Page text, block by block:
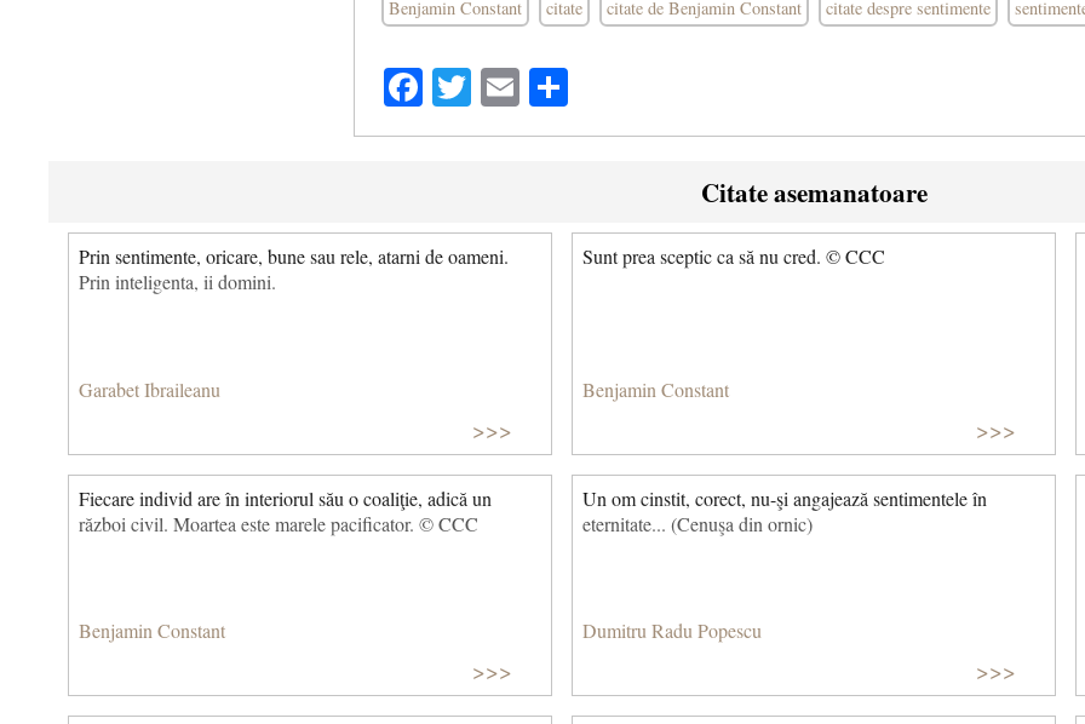
Benjamin Constant citate citate de Benjamin Constant citate despre sentimente
Facebook
Twitter
Email
Citate asemanatoare
Prin sentimente, oricare, bune sau rele, atarni de oameni.
Prin inteligenta, ii domini.
Garabet Ibraileanu
>>>
Sunt prea sceptic ca să nu cred. © CCC
Benjamin Constant
>>>
Fiecare individ are în interiorul său o coaliţie, adică un
război civil. Moartea este marele pacificator. © CCC
Benjamin Constant
>>>
Un om cinstit, corect, nu-şi angajează sentimentele în
eternitate... (Cenuşa din ornic)
Dumitru Radu Popescu
>>>